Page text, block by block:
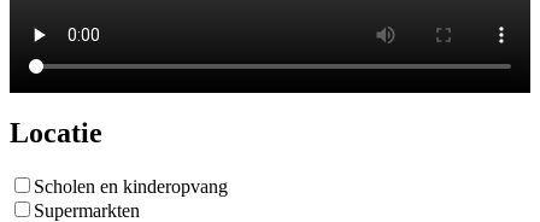
Locatie
Scholen en kinderopvang
Supermarkten